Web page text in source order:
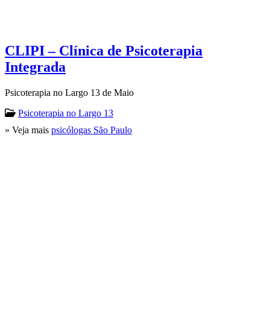
CLIPI – Clínica de Psicoterapia
Integrada
Psicoterapia no Largo 13 de Maio
Psicoterapia no Largo 13
» Veja mais psicólogas São Paulo